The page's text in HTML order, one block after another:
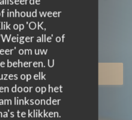
inhoud weer
op 'OK,
alle' of
om uw
beheren. U
op elk
door op het
linksonder
te klikken.
DEBUS
KOOKOVEN
EEN TAFEL